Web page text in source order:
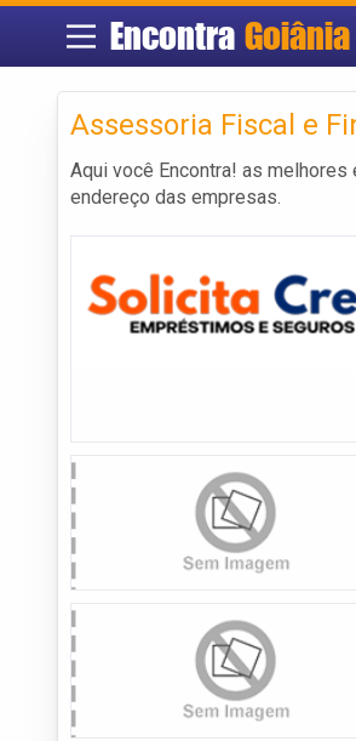
Encontra Goiânia
Assessoria Fiscal e
Aqui você Encontra! as melhores
endereço das empresas.